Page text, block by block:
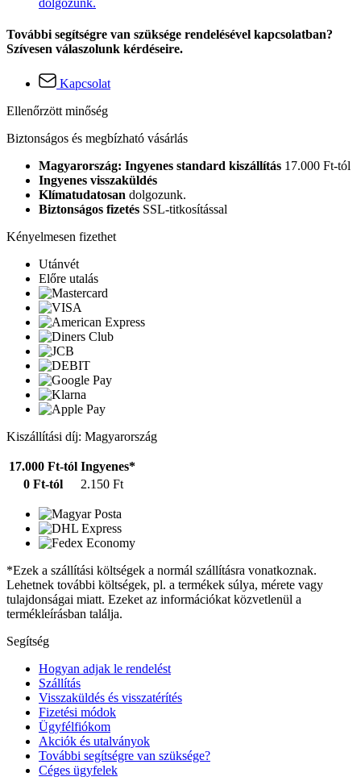
További segítségre van szüksége rendelésével kapcsolatban?
Szívesen válaszolunk kérdéseire.
Kapcsolat
Ellenőrzött minőség
Biztonságos és megbízható vásárlás
Magyarország: Ingyenes standard kiszállítás 17.000 Ft-tól
Ingyenes visszaküldés
Klímatudatosan dolgozunk.
Biztonságos fizetés SSL-titkosítással
Kényelmesen fizethet
Utánvét
Előre utalás
Kiszállítási díj: Magyarország
17.000 Ft-tól Ingyenes*
0 Ft-tól
2.150 Ft
*Ezek a szállítási költségek a normál szállításra vonatkoznak.
Lehetnek további költségek, pl. a termékek súlya, mérete vagy
tulajdonságai miatt. Ezeket az információkat közvetlenül a
termékleírásban találja.
Segítség
Hogyan adjak le rendelést
Szállítás
Visszaküldés és visszatérítés
Fizetési módok
Ügyfélfiókom
Akciók és utalványok
További segítségre van szüksége?
Céges ügyfelek